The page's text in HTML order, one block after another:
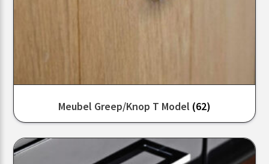
Meubel Greep/knop T Model (62)